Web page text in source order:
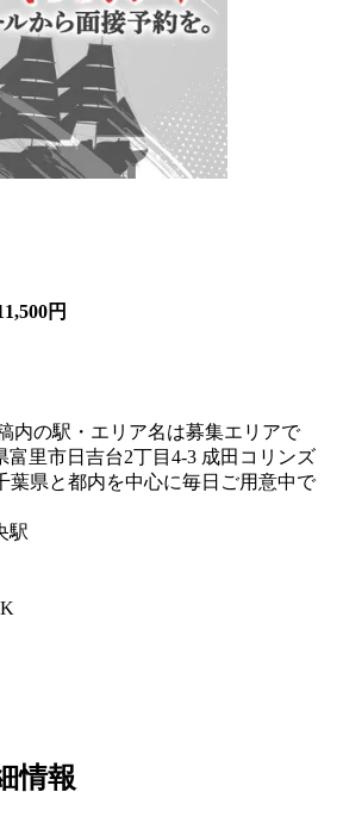
円
内の駅・エリア名は募集エリアで
富里市日吉台2丁目4-3 成田コリンズ
葉県と都内を中心に毎日ご用意中で
駅
情報